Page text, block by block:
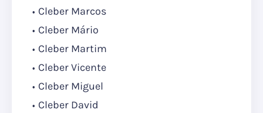
Cleber Marcos
Cleber Mário
Cleber Martim
Cleber Vicente
Cleber Miguel
Cleber David